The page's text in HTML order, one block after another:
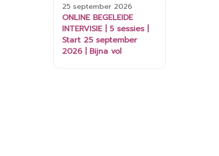
25 september 2026
ONLINE BEGELEIDE
INTERVISIE | 5 sessies |
Start 25 september
2026 | Bijna vol